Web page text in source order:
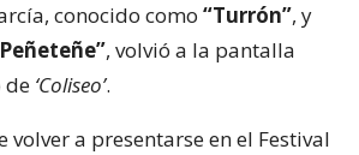
conocido como “Turrón”, y
, volvió a la pantalla
de ‘Coliseo’.
volver a presentarse en el Festival